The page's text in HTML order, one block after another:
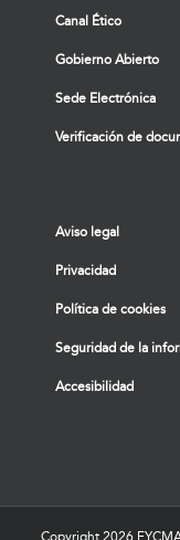
Canal Ético
Gobierno Abierto
Sede Electrónica
Verificación de
Aviso legal
Privacidad
Política de cookies
Seguridad de la
Accesibilidad
Copyright 2026